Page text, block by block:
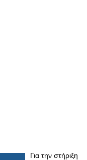
Για την στήριξη